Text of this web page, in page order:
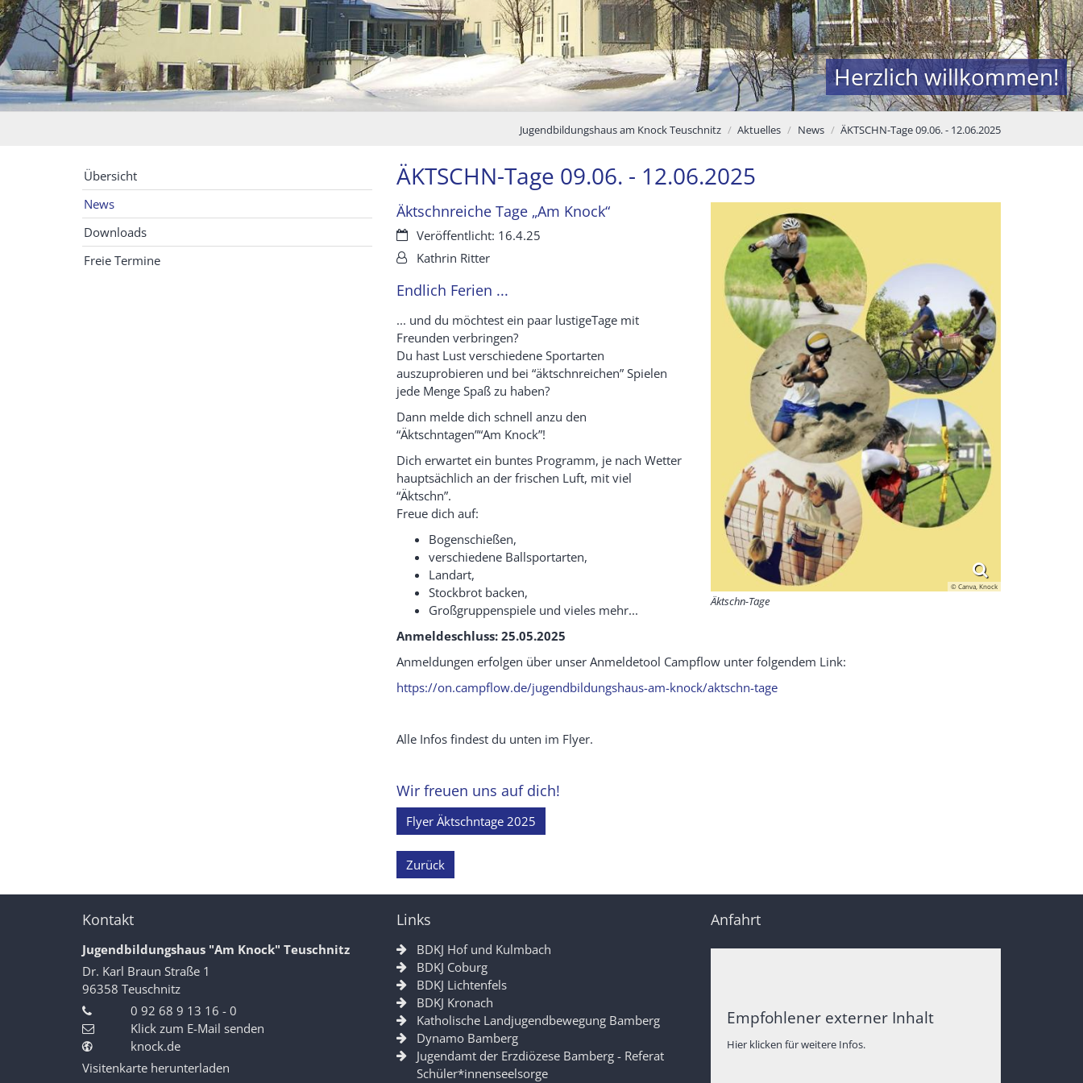
Herzlich willkommen!
Jugendbildungshaus am Knock Teuschnitz Aktuelles News ÄKTSCHN-Tage 09.06. - 12.06.2025
ÄKTSCHN-Tage 09.06. - 12.06.2025
© Canva, Knock
Äktschn-Tage
Äktschnreiche Tage „Am Knock“
Datum:Veröffentlicht: 16.4.25
Von:Kathrin Ritter
Endlich Ferien ...
... und du möchtest ein paar lustigeTage mit
Freunden verbringen?
Du hast Lust verschiedene Sportarten
auszuprobieren und bei “äktschnreichen” Spielen
jede Menge Spaß zu haben?
Dann melde dich schnell anzu den
“Äktschntagen”“Am Knock”!
Dich erwartet ein buntes Programm, je nach Wetter
hauptsächlich an der frischen Luft, mit viel
“Äktschn”.
Freue dich auf:
Bogenschießen,
verschiedene Ballsportarten,
Landart,
Stockbrot backen,
Großgruppenspiele und vieles mehr...
Anmeldeschluss: 25.05.2025
Anmeldungen erfolgen über unser Anmeldetool Campflow unter folgendem Link:
https://on.campflow.de/jugendbildungshaus-am-knock/aktschn-tage
Alle Infos findest du unten im Flyer.
Wir freuen uns auf dich!
Flyer Äktschntage 2025
Zurück
Übersicht
News
Downloads
Freie Termine
Kontakt
Jugendbildungshaus "Am Knock" Teuschnitz
Dr. Karl Braun Straße 1
96358 Teuschnitz
0 92 68 9 13 16 - 0
Klick zum E-Mail senden
knock.de
Visitenkarte herunterladen
Links
BDKJ Hof und Kulmbach
BDKJ Coburg
BDKJ Lichtenfels
BDKJ Kronach
Katholische Landjugendbewegung Bamberg
Dynamo Bamberg
Jugendamt der Erzdiözese Bamberg - Referat
Schüler*innenseelsorge
Anfahrt
Empfohlener externer Inhalt
Hier klicken für weitere Infos.